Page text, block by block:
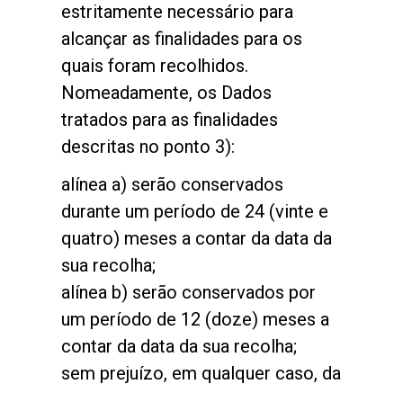
estritamente necessário para
alcançar as finalidades para os
quais foram recolhidos.
Nomeadamente, os Dados
tratados para as finalidades
descritas no ponto 3):
alínea a) serão conservados
durante um período de 24 (vinte e
quatro) meses a contar da data da
sua recolha;
alínea b) serão conservados por
um período de 12 (doze) meses a
contar da data da sua recolha;
sem prejuízo, em qualquer caso, da